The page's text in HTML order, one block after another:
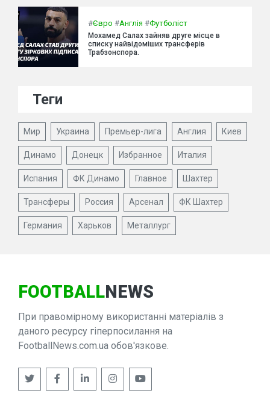
#Євро #Англія #Футболіст
Мохамед Салах зайняв друге місце в
списку найвідоміших трансферів
Трабзонспора.
Теги
Мир Украина Премьер-лига Англия Киев
Динамо Донецк Избранное Италия
Испания ФК Динамо Главное Шахтер
Трансферы Россия Арсенал ФК Шахтер
Германия Харьков Металлург
FOOTBALLNEWS
При правомірному використанні матеріалів з
даного ресурсу гіперпосилання на
FootballNews.com.ua обов'язкове.